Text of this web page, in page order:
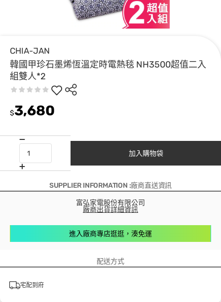
CHIA-JAN
韓國甲珍石墨烯恆溫定時電熱毯 NH3500超值二入
組雙人*2
$3,680
加入購物袋
SUPPLIER INFORMATION :廠商直送資訊
富弘家電股份有限公司
廠商出貨詳細資訊
進入廠商專店逛逛，湊免運
配送方式
宅配到府